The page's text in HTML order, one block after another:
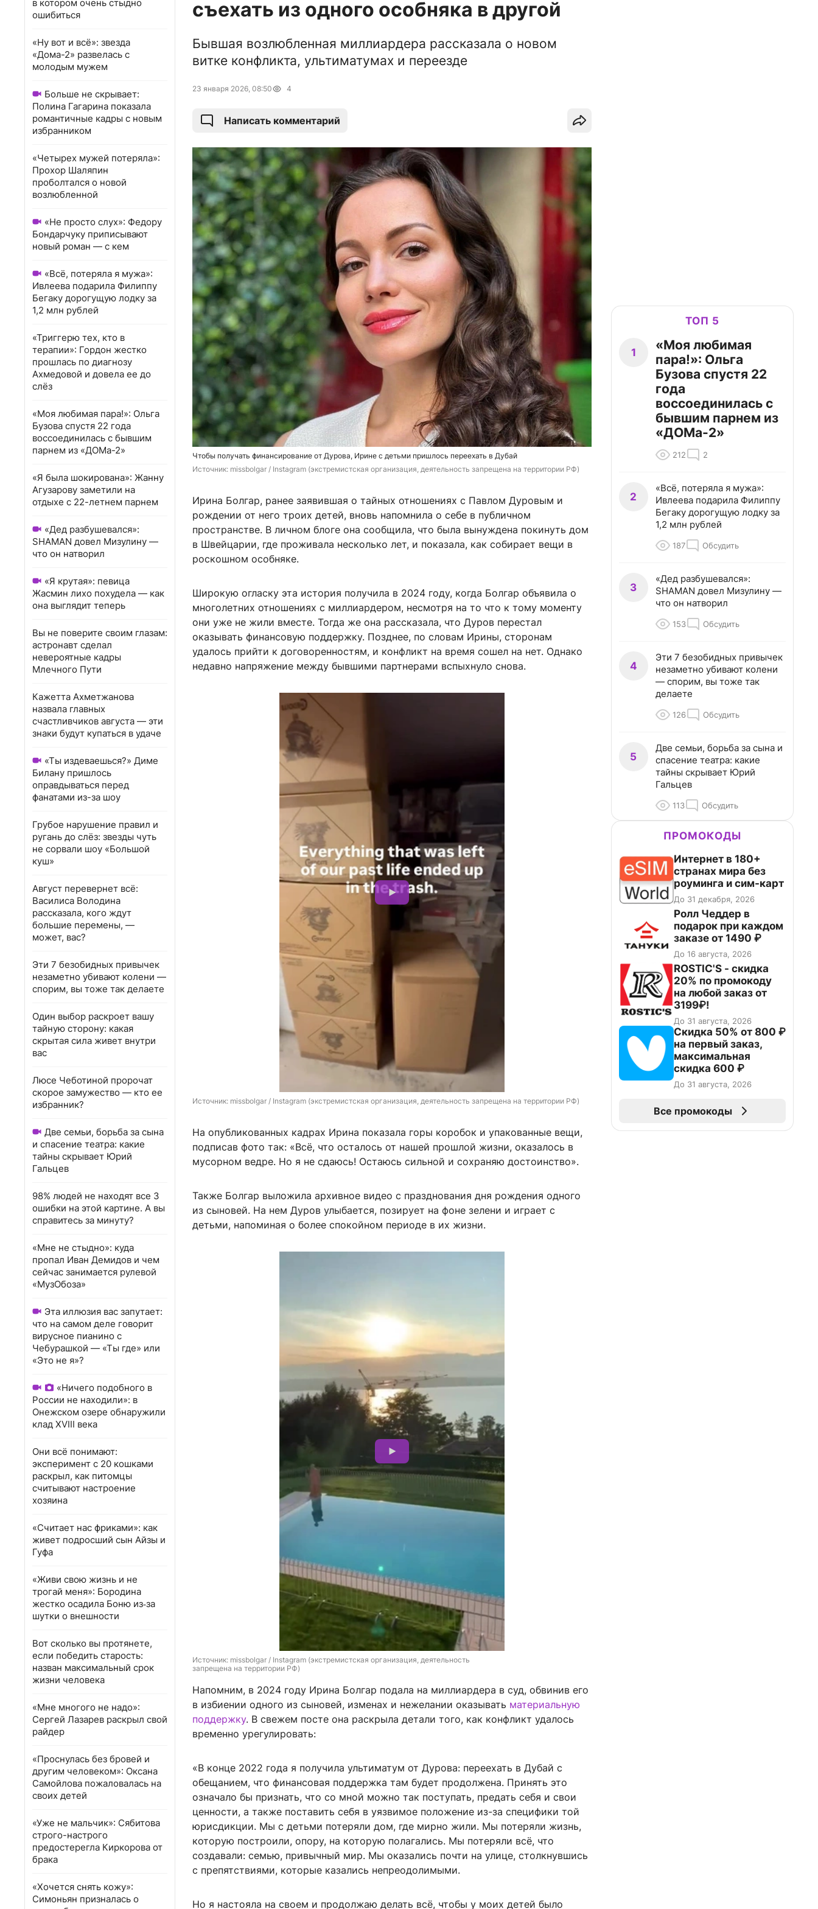
в котором очень стыдно
ошибиться
«Ну вот и всё»: звезда
«Дома-2» развелась с
молодым мужем
Больше не скрывает:
Полина Гагарина показала
романтичные кадры с новым
избранником
«Четырех мужей потеряла»:
Прохор Шаляпин
проболтался о новой
возлюбленной
«Не просто слух»: Федору
Бондарчуку приписывают
новый роман — с кем
«Всё, потеряла я мужа»:
Ивлеева подарила Филиппу
Бегаку дорогущую лодку за
1,2 млн рублей
«Триггерю тех, кто в
терапии»: Гордон жестко
прошлась по диагнозу
Ахмедовой и довела ее до
слёз
«Моя любимая пара!»: Ольга
Бузова спустя 22 года
воссоединилась с бывшим
парнем из «ДОМа-2»
«Я была шокирована»: Жанну
Агузарову заметили на
отдыхе с 22-летнем парнем
«Дед разбушевался»:
SHAMAN довел Мизулину —
что он натворил
«Я крутая»: певица
Жасмин лихо похудела — как
она выглядит теперь
Вы не поверите своим глазам:
астронавт сделал
невероятные кадры
Млечного Пути
Кажетта Ахметжанова
назвала главных
счастливчиков августа — эти
знаки будут купаться в удаче
«Ты издеваешься?» Диме
Билану пришлось
оправдываться перед
фанатами из-за шоу
Грубое нарушение правил и
ругань до слёз: звезды чуть
не сорвали шоу «Большой
куш»
Август перевернет всё:
Василиса Володина
рассказала, кого ждут
большие перемены, —
может, вас?
Эти 7 безобидных привычек
незаметно убивают колени —
спорим, вы тоже так делаете
Один выбор раскроет вашу
тайную сторону: какая
скрытая сила живет внутри
вас
Люсе Чеботиной пророчат
скорое замужество — кто ее
избранник?
Две семьи, борьба за сына
и спасение театра: какие
тайны скрывает Юрий
Гальцев
98% людей не находят все 3
ошибки на этой картине. А вы
справитесь за минуту?
«Мне не стыдно»: куда
пропал Иван Демидов и чем
сейчас занимается рулевой
«МузОбоза»
Эта иллюзия вас запутает:
что на самом деле говорит
вирусное пианино с
Чебурашкой — «Ты где» или
«Это не я»?
«Ничего подобного в
России не находили»: в
Онежском озере обнаружили
клад XVIII века
Они всё понимают:
эксперимент с 20 кошками
раскрыл, как питомцы
считывают настроение
хозяина
«Считает нас фриками»: как
живет подросший сын Айзы и
Гуфа
«Живи свою жизнь и не
трогай меня»: Бородина
жестко осадила Боню из‑за
шутки о внешности
Вот сколько вы протянете,
если победить старость:
назван максимальный срок
жизни человека
«Мне многого не надо»:
Сергей Лазарев раскрыл свой
райдер
«Проснулась без бровей и
другим человеком»: Оксана
Самойлова пожаловалась на
своих детей
«Уже не мальчик»: Сябитова
строго-настрого
предостерегла Киркорова от
брака
«Хочется снять кожу»:
Симоньян призналась о
съехать из одного особняка в другой
Бывшая возлюбленная миллиардера рассказала о новом
витке конфликта, ультиматумах и переезде
23 января 2026, 08:50 4
Написать комментарий
Чтобы получать финансирование от Дурова, Ирине с детьми пришлось переехать в Дубай
Источник: missbolgar / Instagram (экстремистская организация, деятельность запрещена на территории РФ)
Ирина Болгар, ранее заявившая о тайных отношениях с Павлом Дуровым и
рождении от него троих детей, вновь напомнила о себе в публичном
пространстве. В личном блоге она сообщила, что была вынуждена покинуть дом
в Швейцарии, где проживала несколько лет, и показала, как собирает вещи в
роскошном особняке.
Широкую огласку эта история получила в 2024 году, когда Болгар объявила о
многолетних отношениях с миллиардером, несмотря на то что к тому моменту
они уже не жили вместе. Тогда же она рассказала, что Дуров перестал
оказывать финансовую поддержку. Позднее, по словам Ирины, сторонам
удалось прийти к договоренностям, и конфликт на время сошел на нет. Однако
недавно напряжение между бывшими партнерами вспыхнуло снова.
Источник: missbolgar / Instagram (экстремистская организация, деятельность запрещена на территории РФ)
На опубликованных кадрах Ирина показала горы коробок и упакованные вещи,
подписав фото так: «Всё, что осталось от нашей прошлой жизни, оказалось в
мусорном ведре. Но я не сдаюсь! Остаюсь сильной и сохраняю достоинство».
Также Болгар выложила архивное видео с празднования дня рождения одного
из сыновей. На нем Дуров улыбается, позирует на фоне зелени и играет с
детьми, напоминая о более спокойном периоде в их жизни.
Источник: missbolgar / Instagram (экстремистская организация, деятельность
запрещена на территории РФ)
Напомним, в 2024 году Ирина Болгар подала на миллиардера в суд, обвинив его
в избиении одного из сыновей, изменах и нежелании оказывать материальную
поддержку. В свежем посте она раскрыла детали того, как конфликт удалось
временно урегулировать:
«В конце 2022 года я получила ультиматум от Дурова: переехать в Дубай с
обещанием, что финансовая поддержка там будет продолжена. Принять это
означало бы признать, что со мной можно так поступать, предать себя и свои
ценности, а также поставить себя в уязвимое положение из-за специфики той
юрисдикции. Мы с детьми потеряли дом, где мирно жили. Мы потеряли жизнь,
которую построили, опору, на которую полагались. Мы потеряли всё, что
создавали: семью, привычный мир. Мы оказались почти на улице, столкнувшись
с препятствиями, которые казались непреодолимыми.
Но я настояла на своем и продолжаю делать всё, чтобы у моих детей было
ТОП 5
1
«Моя любимая
пара!»: Ольга
Бузова спустя 22
года
воссоединилась с
бывшим парнем из
«ДОМа-2»
212 2
2
«Всё, потеряла я мужа»:
Ивлеева подарила Филиппу
Бегаку дорогущую лодку за
1,2 млн рублей
187 Обсудить
3
«Дед разбушевался»:
SHAMAN довел Мизулину —
что он натворил
153 Обсудить
4
Эти 7 безобидных привычек
незаметно убивают колени
— спорим, вы тоже так
делаете
126 Обсудить
5
Две семьи, борьба за сына и
спасение театра: какие
тайны скрывает Юрий
Гальцев
113 Обсудить
ПРОМОКОДЫ
Интернет в 180+
странах мира без
роуминга и сим-карт
До 31 декабря, 2026
Ролл Чеддер в
подарок при каждом
заказе от 1490 ₽
До 16 августа, 2026
ROSTIC'S - скидка
20% по промокоду
на любой заказ от
3199₽!
До 31 августа, 2026
Скидка 50% от 800 ₽
на первый заказ,
максимальная
скидка 600 ₽
До 31 августа, 2026
Все промокоды